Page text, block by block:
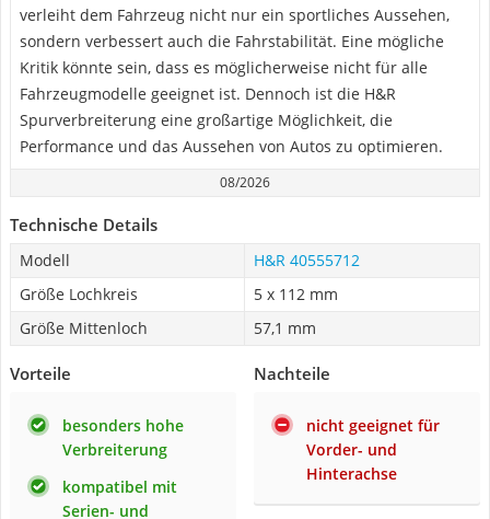
verleiht dem Fahrzeug nicht nur ein sportliches Aussehen,
sondern verbessert auch die Fahrstabilität. Eine mögliche
Kritik könnte sein, dass es möglicherweise nicht für alle
Fahrzeugmodelle geeignet ist. Dennoch ist die H&R
Spurverbreiterung eine großartige Möglichkeit, die
Performance und das Aussehen von Autos zu optimieren.
08/2026
Technische Details
Modell
H&R 40555712
Größe Lochkreis
5 x 112 mm
Größe Mittenloch
57,1 mm
Vorteile
besonders hohe
Verbreiterung
kompatibel mit
Serien- und
Nachteile
nicht geeignet für
Vorder- und
Hinterachse